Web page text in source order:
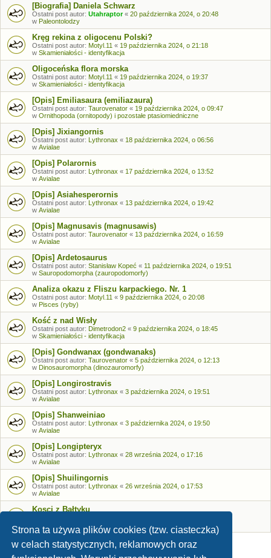
Strona ta używa plików cookies (tzw. ciasteczka)
w celach statystycznych, reklamowych oraz
[Biografia] Daniela Schwarz
Ostatni post autor: Utahraptor« 20 października 2024, o 20:48
w Paleontolodzy
Kręg rekina z oligocenu Polski?
Ostatni post autor: Motyl.11 « 19 października 2024, o 21:18
w Skamieniałości - identyfikacja
Oligoceńska flora morska
Ostatni post autor: Motyl.11 « 19 października 2024, o 19:37
w Skamieniałości - identyfikacja
[Opis] Emiliasaura (emiliazaura)
Ostatni post autor: Taurovenator « 19 października 2024, o 09:47
w Ornithopoda (ornitopody) i pozostałe ptasiomiedniczne
[Opis] Jixiangornis
Ostatni post autor: Lythronax « 18 października 2024, o 06:56
w Avialae
[Opis] Polarornis
Ostatni post autor: Lythronax « 17 października 2024, o 13:52
w Avialae
[Opis] Asiahesperornis
Ostatni post autor: Lythronax « 13 października 2024, o 19:42
w Avialae
[Opis] Magnusavis (magnusawis)
Ostatni post autor: Taurovenator « 13 października 2024, o 16:59
w Avialae
[Opis] Ardetosaurus
Ostatni post autor: Stanisław Kopeć « 11 października 2024, o 19:51
w Sauropodomorpha (zauropodomorfy)
Analiza okazu z Fliszu karpackiego. Nr. 1
Ostatni post autor: Motyl.11 « 9 października 2024, o 20:08
w Pisces (ryby)
Kość z nad Wisły
Ostatni post autor: Dimetrodon2 « 9 października 2024, o 18:45
w Skamieniałości - identyfikacja
[Opis] Gondwanax (gondwanaks)
Ostatni post autor: Taurovenator « 5 października 2024, o 12:13
w Dinosauromorpha (dinozauromorfy)
[Opis] Longirostravis
Ostatni post autor: Lythronax « 3 października 2024, o 19:51
w Avialae
[Opis] Shanweiniao
Ostatni post autor: Lythronax « 3 października 2024, o 19:50
w Avialae
[Opis] Longipteryx
Ostatni post autor: Lythronax « 28 września 2024, o 17:16
w Avialae
[Opis] Shuilingornis
Ostatni post autor: Lythronax « 26 września 2024, o 17:53
w Avialae
Kosci z Bałtyku
Skamieniałości - identyfikacja